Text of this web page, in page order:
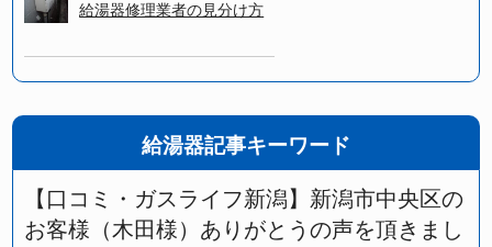
給湯器修理業者の見分け方
給湯器記事キーワード
【口コミ・ガスライフ新潟】新潟市中央区の
お客様（木田様）ありがとうの声を頂きまし